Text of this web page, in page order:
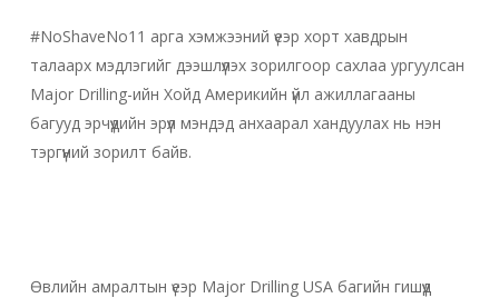
#NoShaveNo11 арга хэмжээний үеэр хорт хавдрын
талаарх мэдлэгийг дээшлүүлэх зорилгоор сахлаа ургуулсан
Major Drilling-ийн Хойд Америкийн үйл ажиллагааны
багууд эрчүүдийн эрүүл мэндэд анхаарал хандуулах нь нэн
тэргүүний зорилт байв.
Өвлийн амралтын үеэр Major Drilling USA багийн гишүүд